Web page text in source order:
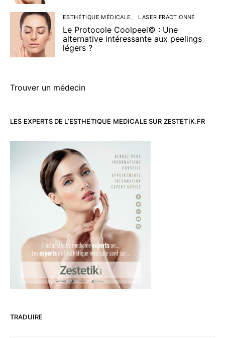
ESTHÉTIQUE MÉDICALE LASER FRACTIONNÉ
Le Protocole Coolpeel© : Une
alternative intéressante aux peelings
légers ?
Trouver un médecin
LES EXPERTS DE L’ESTHETIQUE MEDICALE SUR ZESTETIK.FR
TRADUIRE